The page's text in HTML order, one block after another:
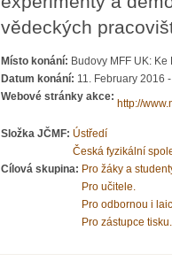
vědeckých
Místo konání: Budovy MFF UK:
Datum konání: 11. February 2016
Webové stránky akce:
http://
Složka JČMF: Ústředí
Česká fyzikální
Cílová skupina: Pro žáky a
Pro učitele.
Pro odbornou i
Pro zástupce tisku.